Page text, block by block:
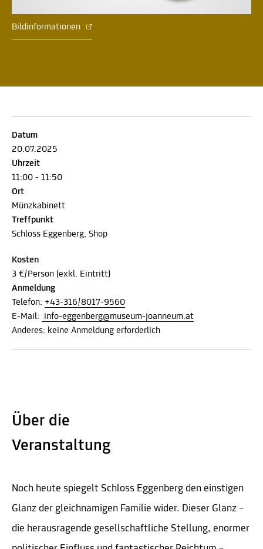
Bildinformationen
Datum
20.07.2025
Uhrzeit
11:00 - 11:50
Ort
Münzkabinett
Treffpunkt
Schloss Eggenberg, Shop
Kosten
3 €/Person (exkl. Eintritt)
Anmeldung
Telefon: +43-316/8017-9560
E-Mail:
info-eggenberg@museum-joanneum.at
Anderes: keine Anmeldung erforderlich
Über die
Veranstaltung
Noch heute spiegelt Schloss Eggenberg den einstigen
Glanz der gleichnamigen Familie wider. Dieser Glanz –
die herausragende gesellschaftliche Stellung, enormer